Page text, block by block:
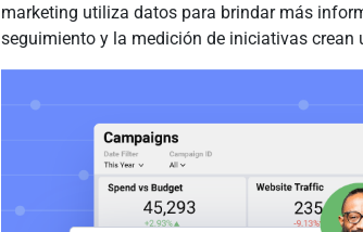
marketing utiliza datos para brindar más
seguimiento y la medición de iniciativas